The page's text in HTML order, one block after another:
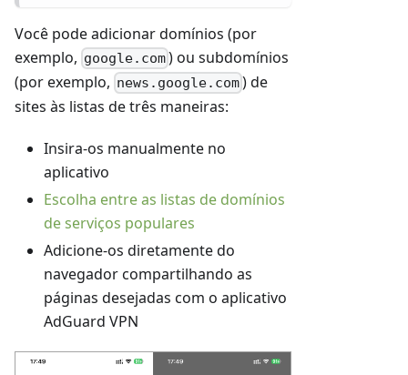
Você pode adicionar domínios (por
exemplo, google.com) ou subdomínios
(por exemplo, news.google.com) de
sites às listas de três maneiras:
Insira-os manualmente no
aplicativo
Escolha entre as listas de domínios
de serviços populares
Adicione-os diretamente do
navegador compartilhando as
páginas desejadas com o aplicativo
AdGuard VPN